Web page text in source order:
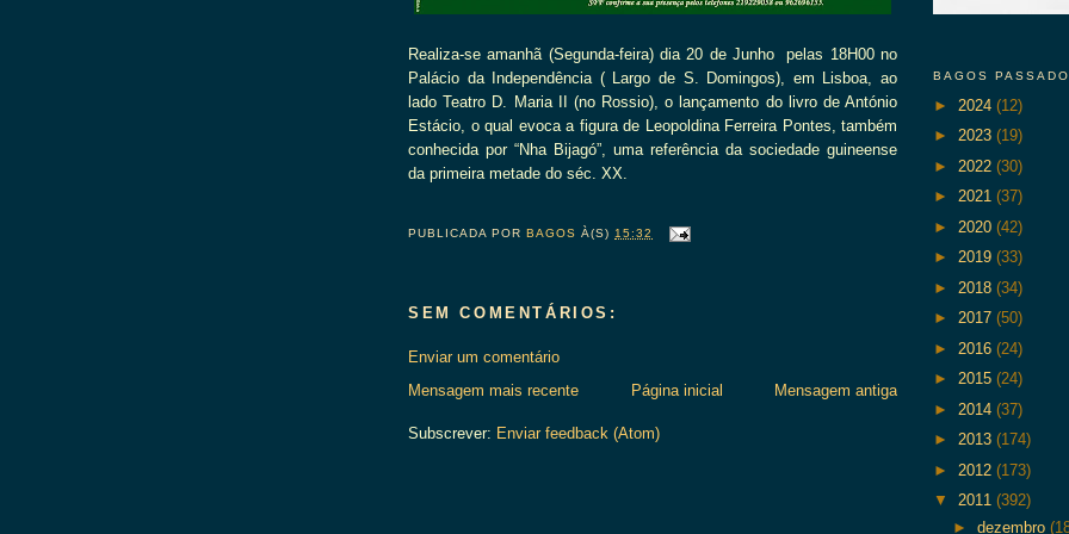
Realiza-se amanhã (Segunda-feira) dia 20 de Junho pelas 18H00 no
Palácio da Independência ( Largo de S. Domingos), em Lisboa, ao
lado Teatro D. Maria II (no Rossio), o lançamento do livro de António
Estácio, o qual evoca a figura de Leopoldina Ferreira Pontes, também
conhecida por “Nha Bijagó”, uma referência da sociedade guineense
da primeira metade do séc. XX.
PUBLICADA PORBAGOS À(S) 15:32
SEM COMENTÁRIOS:
Enviar um comentário
Mensagem mais recente
Mensagem antiga
Página inicial
Subscrever: Enviar feedback (Atom)
BAGOS
► 2024 (12)
► 2023 (19)
► 2022 (30)
► 2021 (37)
► 2020 (42)
► 2019 (33)
► 2018 (34)
► 2017 (50)
► 2016 (24)
► 2015 (24)
► 2014 (37)
► 2013 (174)
► 2012 (173)
▼ 2011 (392)
► dezembro